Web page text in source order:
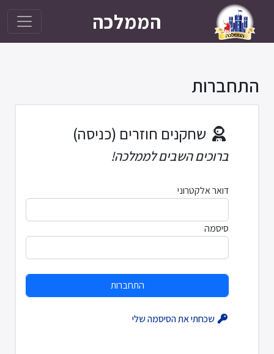
הממלכה
התחברות
שחקנים חוזרים (כניסה)
ברוכים השבים לממלכה!
דואר אלקטרוני
סיסמה
שכחתי את הסיסמה שלי